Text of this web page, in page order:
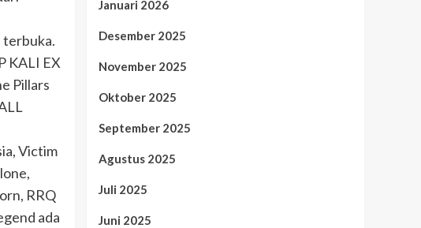
terbuka.
KALI EX
Pillars
Victim
RRQ
ada
Januari 2026
Desember 2025
November 2025
Oktober 2025
September 2025
Agustus 2025
Juli 2025
Juni 2025